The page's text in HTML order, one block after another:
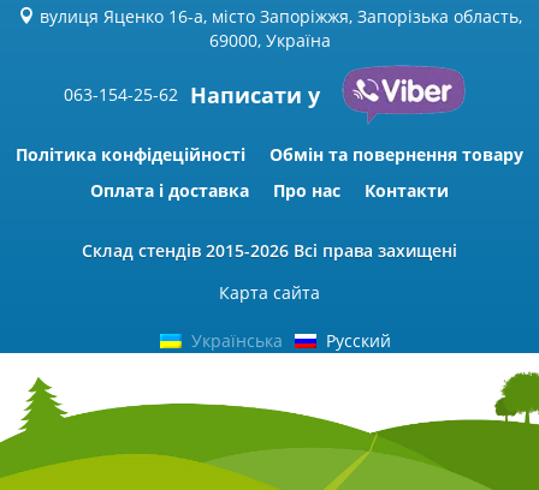
вулиця Яценко 16-а, місто Запоріжжя, Запорізька область,
69000, Україна
063-154-25-62 Написати у
Політика конфідеційності
Обмін та повернення товару
Оплата і доставка
Про нас Контакти
Склад стендів 2015-2026 Всі права захищені
Карта сайта
Українська Русский